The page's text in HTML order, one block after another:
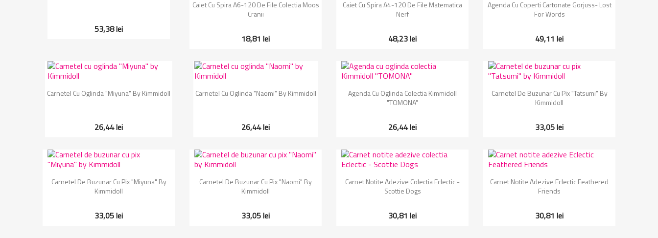
53,38 lei

Caiet Cu Spira A6-120 De File Colectia Moos
Cranii
18,81 lei

Caiet Cu Spira A4-120 De File Matematica
Nerf
48,23 lei

Agenda Cu Coperti Cartonate Gorjuss- Lost
For Words
49,11 lei
Vizualizare rapida
Carnetel Cu Oglinda "Miyuna" By Kimmidoll
26,44 lei
Vizualizare rapida
Carnetel Cu Oglinda "Naomi" By Kimmidoll
26,44 lei
 Vizualizare rapida
Agenda Cu Oglinda Colectia Kimmidoll
"TOMONA"
26,44 lei
 Vizualizare rapida
Carnetel De Buzunar Cu Pix "Tatsumi" By
Kimmidoll
33,05 lei
 Vizualizare rapida
Carnetel De Buzunar Cu Pix "Miyuna" By
Kimmidoll
33,05 lei
Vizualizare rapida
Carnetel De Buzunar Cu Pix "Naomi" By
Kimmidoll
33,05 lei
Vizualizare rapida
Carnet Notite Adezive Colectia Eclectic -
Scottie Dogs
30,81 lei
Vizualizare rapida
Carnet Notite Adezive Eclectic Feathered
Friends
30,81 lei